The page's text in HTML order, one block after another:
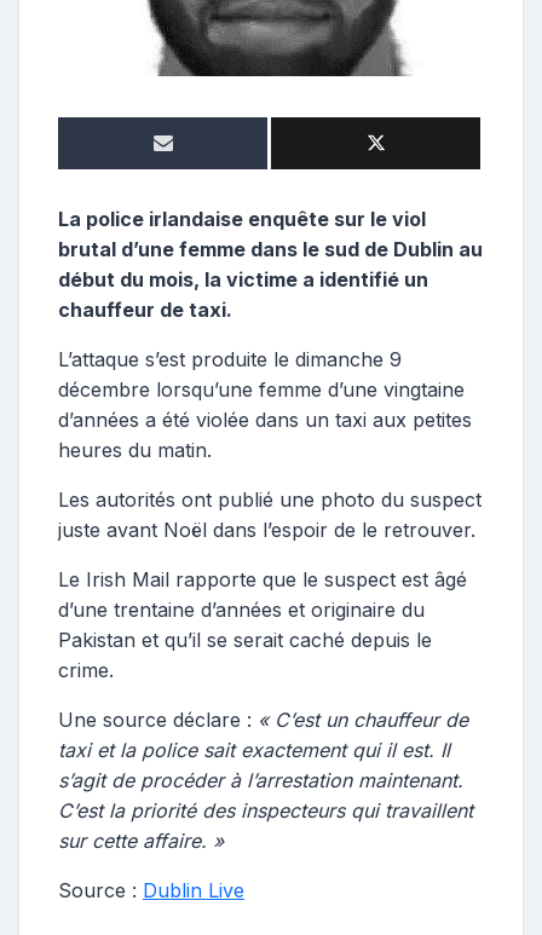
r
i
La police irlandaise enquête sur le viol
brutal d’une femme dans le sud de Dublin au
début du mois, la victime a identifié un
chauffeur de taxi.
L’attaque s’est produite le dimanche 9
décembre lorsqu’une femme d’une vingtaine
d’années a été violée dans un taxi aux petites
heures du matin.
Les autorités ont publié une photo du suspect
juste avant Noël dans l’espoir de le retrouver.
Le Irish Mail rapporte que le suspect est âgé
d’une trentaine d’années et originaire du
Pakistan et qu’il se serait caché depuis le
crime.
Une source déclare : « C’est un chauffeur de
taxi et la police sait exactement qui il est. Il
s’agit de procéder à l’arrestation maintenant.
C’est la priorité des inspecteurs qui travaillent
sur cette affaire. »
Source : Dublin Live